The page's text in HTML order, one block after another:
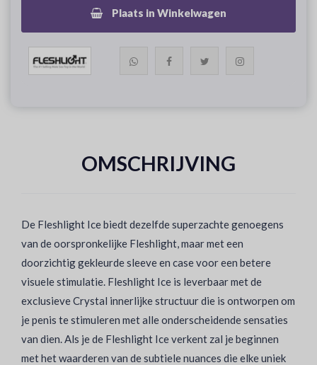
Plaats in Winkelwagen
OMSCHRIJVING
De Fleshlight Ice biedt dezelfde superzachte genoegens
van de oorspronkelijke Fleshlight, maar met een
doorzichtig gekleurde sleeve en case voor een betere
visuele stimulatie. Fleshlight Ice is leverbaar met de
exclusieve Crystal innerlijke structuur die is ontworpen om
je penis te stimuleren met alle onderscheidende sensaties
van dien. Als je de Fleshlight Ice verkent zal je beginnen
met het waarderen van de subtiele nuances die elke uniek